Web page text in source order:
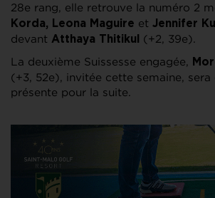
28e rang, elle retrouve la numéro 2
Korda, Leona Maguire et Jennifer
devant Atthaya Thitikul
(+2, 39e).
La deuxième Suissesse engagée,
(+3, 52e), invitée cette semaine, sera
présente pour la suite.